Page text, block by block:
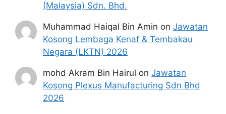
Jawatan Kosong Dewan Bahasa dan
Senarai Jawatan Kosong 2024
PETRONAS
Syarat Asas Permohonan
Calon hendaklah warganegara Malaysia
(Malaysia) Sdn. Bhd.
Muhammad Haiqal Bin Amin onJawatan
Kosong Lembaga Kenaf & Tembakau
Negara (LKTN) 2026
mohd Akram Bin Hairul onJawatan
Kosong Plexus Manufacturing Sdn Bhd
2026